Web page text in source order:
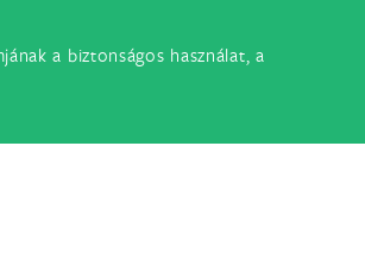
a biztonságos használat, a